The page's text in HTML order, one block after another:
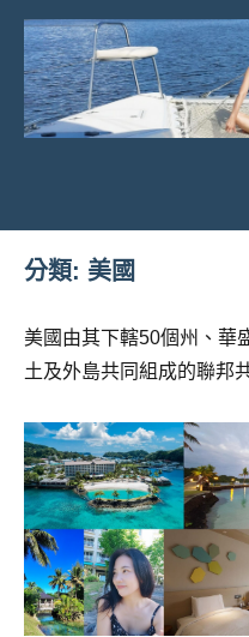
Skip
content
菲
亞
JEFFIA
亞
粉
絲
主
題
旅
遊、
達
人
帶
路、
分類: 美國
美國由其下轄50個州、華
土及外島共同組成的聯邦